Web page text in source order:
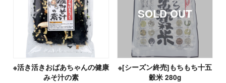
※活き活きおばあちゃんの健康
みそ汁の素
※[シーズン終売]もちもち十五
穀米 280g